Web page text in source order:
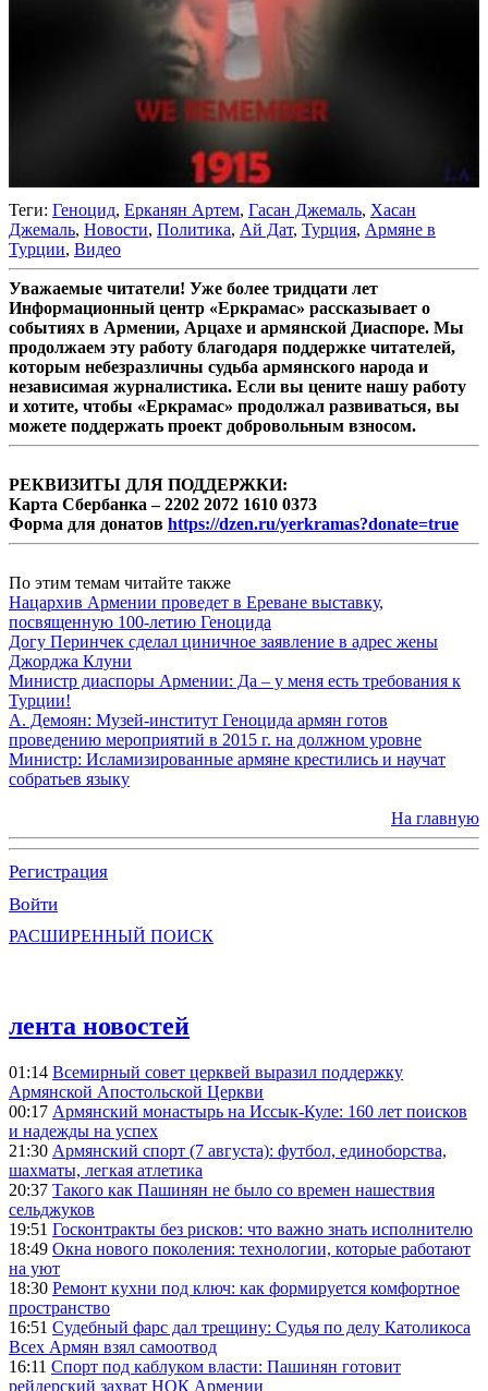
Теги: Геноцид, Ерканян Артем, Гасан Джемаль, Хасан
Джемаль, Новости, Политика, Ай Дат, Турция, Армяне в
Турции, Видео
Уважаемые читатели! Уже более тридцати лет
Информационный центр «Еркрамас» рассказывает о
событиях в Армении, Арцахе и армянской Диаспоре. Мы
продолжаем эту работу благодаря поддержке читателей,
которым небезразличны судьба армянского народа и
независимая журналистика. Если вы цените нашу работу
и хотите, чтобы «Еркрамас» продолжал развиваться, вы
можете поддержать проект добровольным взносом.
РЕКВИЗИТЫ ДЛЯ ПОДДЕРЖКИ:
Карта Сбербанка – 2202 2072 1610 0373
Форма для донатов https://dzen.ru/yerkramas?donate=true
По этим темам читайте также
Нацархив Армении проведет в Ереване выставку,
посвященную 100-летию Геноцида
Догу Перинчек сделал циничное заявление в адрес жены
Джорджа Клуни
Министр диаспоры Армении: Да – у меня есть требования к
Турции!
А. Демоян: Музей-институт Геноцида армян готов
проведению мероприятий в 2015 г. на должном уровне
Министр: Исламизированные армяне крестились и научат
собратьев языку
На главную
Регистрация
Войти
РАСШИРЕННЫЙ ПОИСК
лента новостей
01:14 Всемирный совет церквей выразил поддержку
Армянской Апостольской Церкви
00:17 Армянский монастырь на Иссык-Куле: 160 лет поисков
и надежды на успех
21:30 Армянский спорт (7 августа): футбол, единоборства,
шахматы, легкая атлетика
20:37 Такого как Пашинян не было со времен нашествия
сельджуков
19:51 Госконтракты без рисков: что важно знать исполнителю
18:49 Окна нового поколения: технологии, которые работают
на уют
18:30 Ремонт кухни под ключ: как формируется комфортное
пространство
16:51 Судебный фарс дал трещину: Судья по делу Католикоса
Всех Армян взял самоотвод
16:11 Спорт под каблуком власти: Пашинян готовит
рейдерский захват НОК Армении